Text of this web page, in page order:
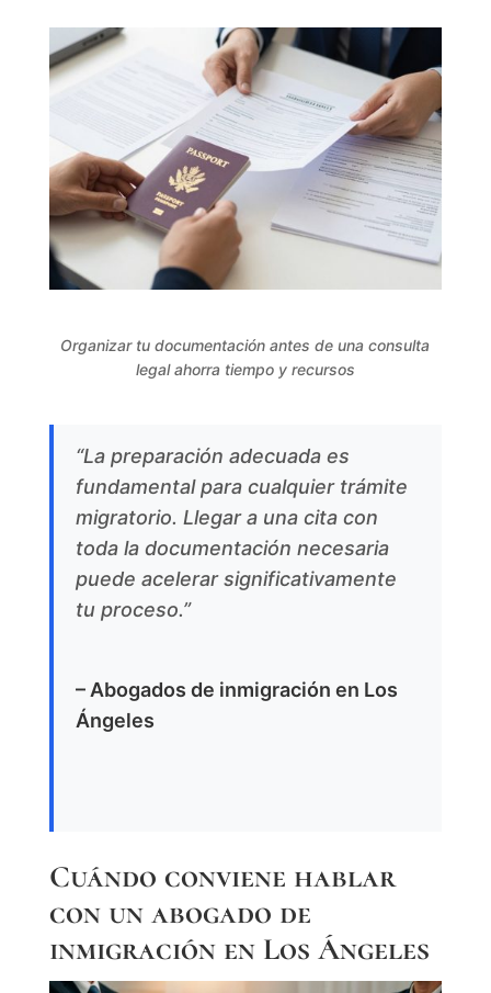
Organizar tu documentación antes de una consulta
legal ahorra tiempo y recursos
“La preparación adecuada es
fundamental para cualquier trámite
migratorio. Llegar a una cita con
toda la documentación necesaria
puede acelerar significativamente
tu proceso.”
– Abogados de inmigración en Los
Ángeles
Cuándo conviene hablar
con un abogado de
inmigración en Los Ángeles